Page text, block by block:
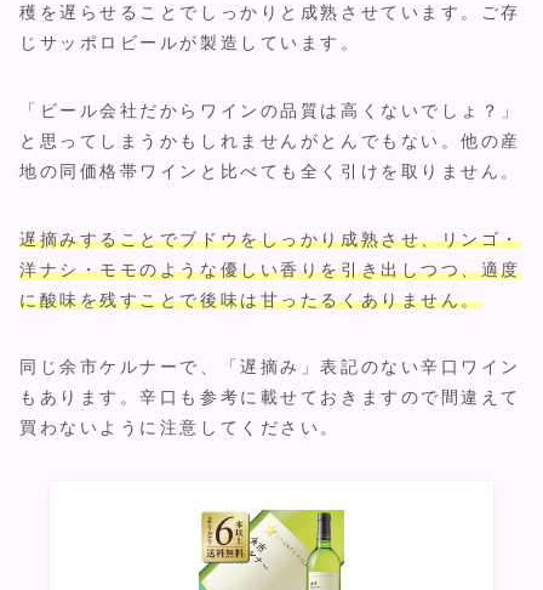
穫を遅らせることでしっかりと成熟させています。ご存
じサッポロビールが製造しています。
「ビール会社だからワインの品質は高くないでしょ？」
と思ってしまうかもしれませんがとんでもない。他の産
地の同価格帯ワインと比べても全く引けを取りません。
遅摘みすることでブドウをしっかり成熟させ、リンゴ・
洋ナシ・モモのような優しい香りを引き出しつつ、適度
に酸味を残すことで後味は甘ったるくありません。
同じ余市ケルナーで、「遅摘み」表記のない辛口ワイン
もあります。辛口も参考に載せておきますので間違えて
買わないように注意してください。